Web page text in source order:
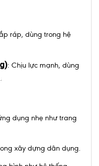
ráp, dùng trong hệ
: Chịu lực mạnh, dùng
dụng nhẹ như trang
xây dựng dân dụng.